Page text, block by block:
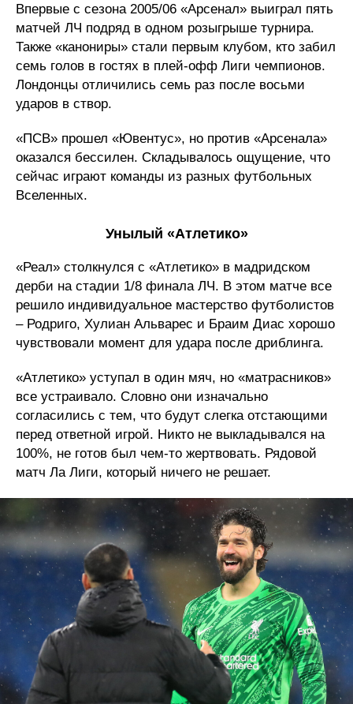
Впервые с сезона 2005/06 «Арсенал» выиграл пять
матчей ЛЧ подряд в одном розыгрыше турнира.
Также «канониры» стали первым клубом, кто забил
семь голов в гостях в плей-офф Лиги чемпионов.
Лондонцы отличились семь раз после восьми
ударов в створ.
«ПСВ» прошел «Ювентус», но против «Арсенала»
оказался бессилен. Складывалось ощущение, что
сейчас играют команды из разных футбольных
Вселенных.
Унылый «Атлетико»
«Реал» столкнулся с «Атлетико» в мадридском
дерби на стадии 1/8 финала ЛЧ. В этом матче все
решило индивидуальное мастерство футболистов
– Родриго, Хулиан Альварес и Браим Диас хорошо
чувствовали момент для удара после дриблинга.
«Атлетико» уступал в один мяч, но «матрасников»
все устраивало. Словно они изначально
согласились с тем, что будут слегка отстающими
перед ответной игрой. Никто не выкладывался на
100%, не готов был чем-то жертвовать. Рядовой
матч Ла Лиги, который ничего не решает.